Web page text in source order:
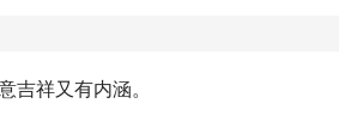
吉祥又有内涵。